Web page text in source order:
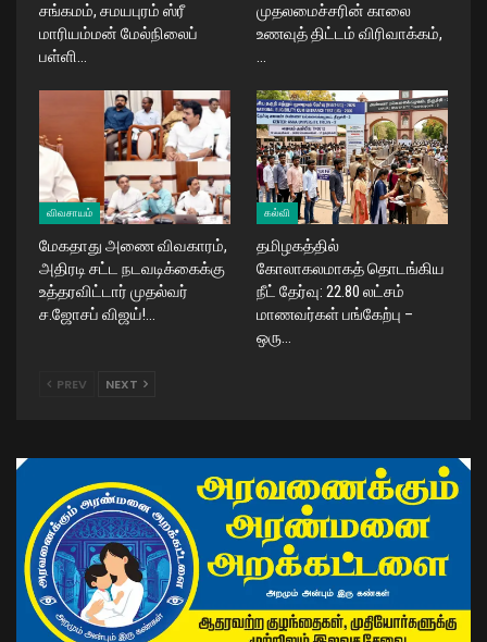
சங்கமம், சமயபுரம் ஸ்ரீ
மாரியம்மன் மேல்நிலைப்
பள்ளி…
முதலமைச்சரின் காலை
உணவுத் திட்டம் விரிவாக்கம்,
…
விவசாயம்
மேகதாது அணை விவகாரம்,
அதிரடி சட்ட நடவடிக்கைக்கு
உத்தரவிட்டார் முதல்வர்
ச.ஜோசப் விஜய்!…
கல்வி
தமிழகத்தில்
கோலாகலமாகத் தொடங்கிய
நீட் தேர்வு: 22.80 லட்சம்
மாணவர்கள் பங்கேற்பு –
ஒரு…
PREV NEXT